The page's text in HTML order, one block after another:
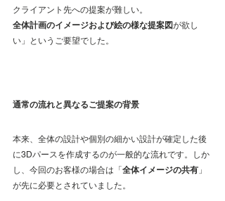
クライアント先への提案が難しい。
全体計画のイメージおよび絵の様な提案図が欲し
い」というご要望でした。
通常の流れと異なるご提案の背景
本来、全体の設計や個別の細かい設計が確定した後
に3Dパースを作成するのが一般的な流れです。しか
し、今回のお客様の場合は「全体イメージの共有 」
が先に必要とされていました。